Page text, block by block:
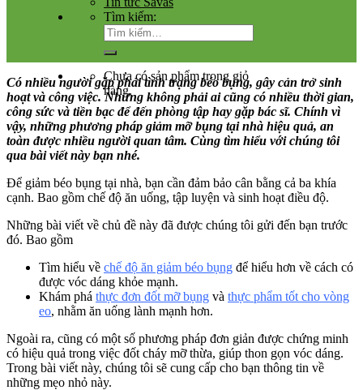
Tìm kiếm:
Chưa có sản phẩm trong giỏ
hàng.
Có nhiều người gặp phải tình trạng béo bụng, gây cản trở sinh
hoạt và công việc. Nhưng không phải ai cũng có nhiều thời gian,
công sức và tiền bạc để đến phòng tập hay gặp bác sĩ. Chính vì
vậy, những phương pháp giảm mỡ bụng tại nhà hiệu quả, an
toàn được nhiều người quan tâm. Cùng tìm hiểu với chúng tôi
qua bài viết này bạn nhé.
Để giảm béo bụng tại nhà, bạn cần đảm bảo cân bằng cả ba khía
cạnh. Bao gồm chế độ ăn uống, tập luyện và sinh hoạt điều độ.
Những bài viết về chủ đề này đã được chúng tôi gửi đến bạn trước
đó. Bao gồm
Tìm hiểu về chế độ ăn giảm béo bụng để hiểu hơn về cách có
được vóc dáng khỏe mạnh.
Khám phá thực đơn đốt mỡ bụng và thực phẩm tốt cho vòng
eo, nhằm ăn uống lành mạnh hơn.
Ngoài ra, cũng có một số phương pháp đơn giản được chứng minh
có hiệu quả trong việc đốt cháy mỡ thừa, giúp thon gọn vóc dáng.
Trong bài viết này, chúng tôi sẽ cung cấp cho bạn thông tin về
những mẹo nhỏ này.